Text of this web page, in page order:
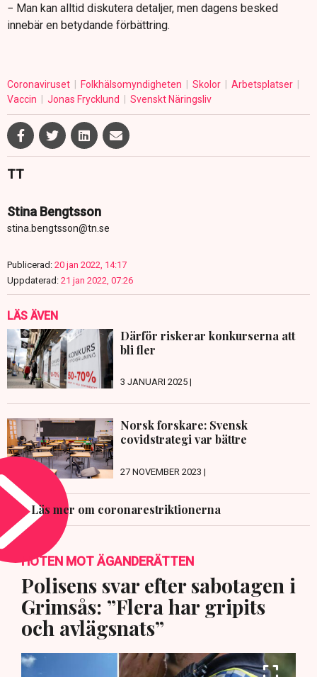
− Man kan alltid diskutera detaljer, men dagens besked
innebär en betydande förbättring.
Coronaviruset Folkhälsomyndigheten Skolor
Arbetsplatser
Vaccin
Jonas Frycklund Svenskt Näringsliv
TT
Stina Bengtsson
stina.bengtsson@tn.se
Publicerad: 20 jan 2022, 14:17
Uppdaterad: 21 jan 2022, 07:26
LÄS ÄVEN
Därför riskerar konkurserna att
bli fler
3 JANUARI 2025 |
Norsk forskare: Svensk
covidstrategi var bättre
27 NOVEMBER 2023 |
Läs mer om coronarestriktionerna
HOTEN MOT ÄGANDERÄTTEN
Polisens svar efter sabotagen i
Grimsås: ”Flera har gripits
och avlägsnats”